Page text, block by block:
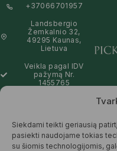
Siekdami teikti geriausią
pasiekti naudojame tokias
su šiomis technologijomis,
+37066701957
Landsbergio
Žemkalnio 32,
49295 Kaunas,
Lietuva
Veikla pagal IDV
pažymą Nr.
1455765
09:00 - 19:00